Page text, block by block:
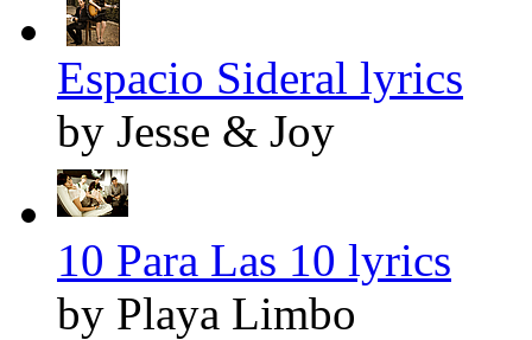
Espacio Sideral lyrics
by Jesse & Joy
10 Para Las 10 lyrics
by Playa Limbo